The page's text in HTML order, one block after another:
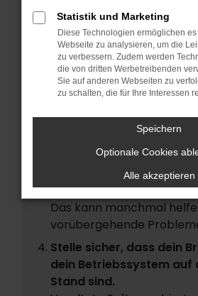
Überprüfe deine Firewall
Internetverbindung.
Laden andere Webseiten,
deine Suchmaschine?
Prüfe deine
Manche Erweiterungen,
Werbeblocker, können
bestimmter Seiten
Funktioniert die Seite in
Browser oder in einem
Starte dein Gerät neu.
Das kann manchmal
vorübergehende
Stelle sicher, dass dein
dein Betriebssystem auf
Stand sind.
Statistik und Marketing
Diese Technologien ermöglichen
Webseite zu analysieren, um die
zu verbessern. Zudem werden
die von dritten Werbetreibenden
Sie auf anderen Webseiten zu
zu schalten, die für Ihre Interessen
Speichern
Optionale Cookies
Alle akzeptieren